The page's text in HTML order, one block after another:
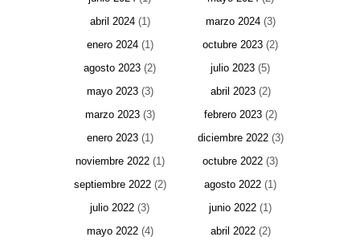
abril 2024(1) marzo 2024(3)
enero 2024(1) octubre 2023 (2)
agosto 2023 (2) julio 2023 (5)
mayo 2023(3) abril 2023(2)
marzo 2023(3) febrero 2023(2)
enero 2023(1) diciembre 2022(3)
noviembre 2022(1) octubre 2022 (3)
septiembre 2022(2) agosto 2022 (1)
julio 2022 (3) junio 2022 (1)
mayo 2022(4) abril 2022(2)